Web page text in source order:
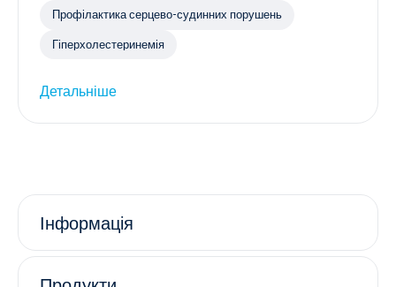
Профілактика серцево-судинних порушень
Гіперхолестеринемія
Детальніше
Інформація